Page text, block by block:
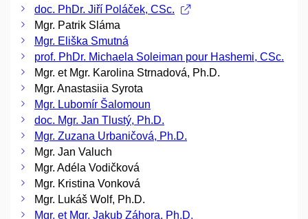
doc. PhDr. Jiří Poláček, CSc.
Mgr. Patrik Sláma
Mgr. Eliška Smutná
prof. PhDr. Michaela Soleiman pour Hashemi, CSc.
Mgr. et Mgr. Karolina Strnadová, Ph.D.
Mgr. Anastasiia Syrota
Mgr. Lubomír Šalomoun
doc. Mgr. Jan Tlustý, Ph.D.
Mgr. Zuzana Urbaničová, Ph.D.
Mgr. Jan Valuch
Mgr. Adéla Vodičková
Mgr. Kristina Vonková
Mgr. Lukáš Wolf, Ph.D.
Mgr. et Mgr. Jakub Záhora, Ph.D.